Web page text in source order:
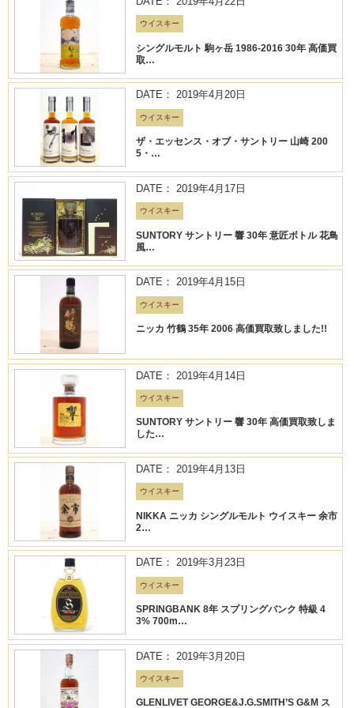
ウイスキー
シングルモルト 駒ヶ岳 1986-2016 30年 高価買
取…
DATE： 2019年4月20日
ウイスキー
ザ・エッセンス・オブ・サントリー 山崎 200
5・…
DATE： 2019年4月17日
ウイスキー
SUNTORY サントリー 響 30年 意匠ボトル 花鳥
風…
DATE： 2019年4月15日
ウイスキー
ニッカ 竹鶴 35年 2006 高価買取致しました!!
DATE： 2019年4月14日
ウイスキー
SUNTORY サントリー 響 30年 高価買取致しま
した…
DATE： 2019年4月13日
ウイスキー
NIKKA ニッカ シングルモルト ウイスキー 余市
2…
DATE： 2019年3月23日
ウイスキー
SPRINGBANK 8年 スプリングバンク 特級 4
3% 700m…
DATE： 2019年3月20日
ウイスキー
GLENLIVET GEORGE&J.G.SMITH’S G&M ス